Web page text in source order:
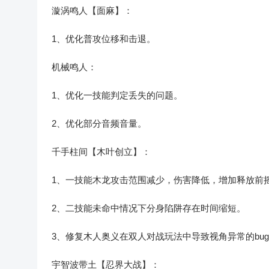
漩涡鸣人【面麻】：
1、优化普攻位移和击退。
机械鸣人：
1、优化一技能判定丢失的问题。
2、优化部分音频音量。
千手柱间【木叶创立】：
1、一技能木龙攻击范围减少，伤害降低，增加释放前
2、二技能未命中情况下分身陷阱存在时间缩短。
3、修复木人奥义在双人对战玩法中导致视角异常的bug
宇智波带土【忍界大战】：